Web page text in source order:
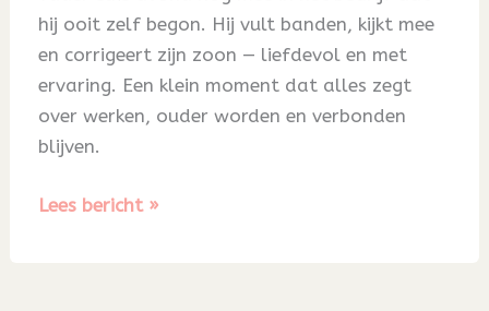
hij ooit zelf begon. Hij vult banden, kijkt mee
en corrigeert zijn zoon — liefdevol en met
ervaring. Een klein moment dat alles zegt
over werken, ouder worden en verbonden
blijven.
Blog
Lees bericht »